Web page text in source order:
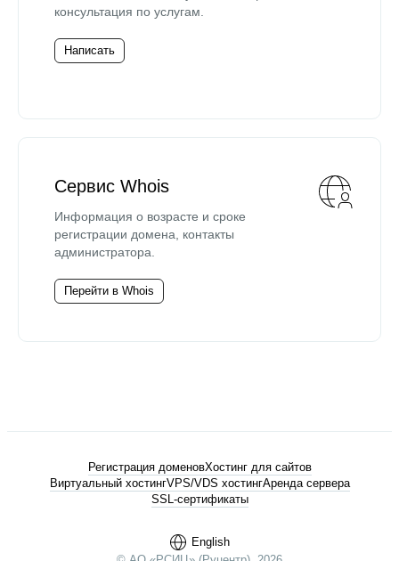
консультация по услугам.
Написать
Сервис Whois
Информация о возрасте и сроке
регистрации домена, контакты
администратора.
Перейти в Whois
English
Регистрация доменовХостинг для сайтов
Виртуальный хостингVPS/VDS хостингАренда сервера
SSL-сертификаты